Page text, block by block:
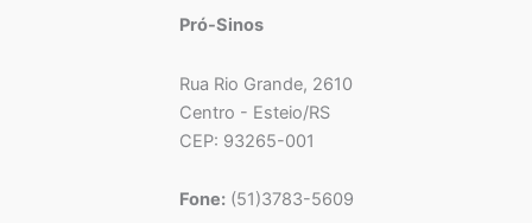
Pró-Sinos
Rua Rio Grande, 2610
Centro - Esteio/RS
CEP: 93265-001
Fone:(51)3783-5609